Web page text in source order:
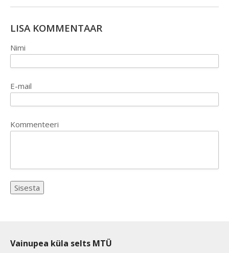
LISA KOMMENTAAR
Nimi
E-mail
Kommenteeri
Vainupea küla selts MTÜ